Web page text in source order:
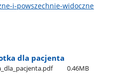
i-powszechnie-widoczne
dla pacjenta
0.46MB